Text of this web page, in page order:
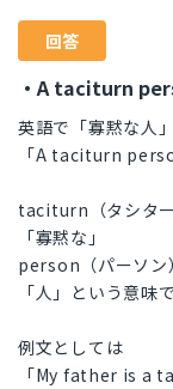
回答
・A taciturn
英語で「寡黙な人」
「A taciturn
taciturn（タシタ
「寡黙な」
person（パーソン
「人」という意味で
例文としては
「My father is a